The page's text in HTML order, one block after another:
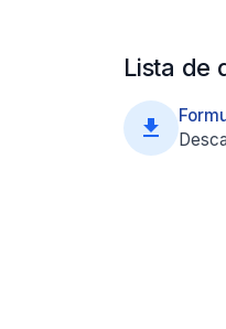
Lista de
file_download